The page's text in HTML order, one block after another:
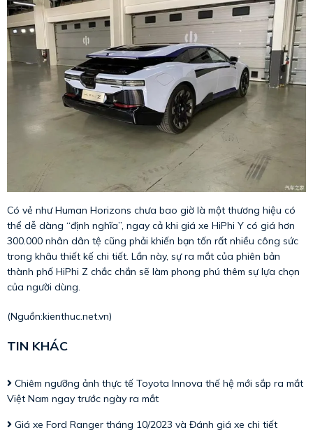
Có vẻ như Human Horizons chưa bao giờ là một thương hiệu có
thể dễ dàng “định nghĩa”, ngay cả khi giá xe HiPhi Y có giá hơn
300.000 nhân dân tệ cũng phải khiến bạn tốn rất nhiều công sức
trong khâu thiết kế chi tiết. Lần này, sự ra mắt của phiên bản
thành phố HiPhi Z chắc chắn sẽ làm phong phú thêm sự lựa chọn
của người dùng.
(Nguồn:kienthuc.net.vn)
TIN KHÁC
Chiêm ngưỡng ảnh thực tế Toyota Innova thế hệ mới sắp ra mắt
Việt Nam ngay trước ngày ra mắt
Giá xe Ford Ranger tháng 10/2023 và Đánh giá xe chi tiết